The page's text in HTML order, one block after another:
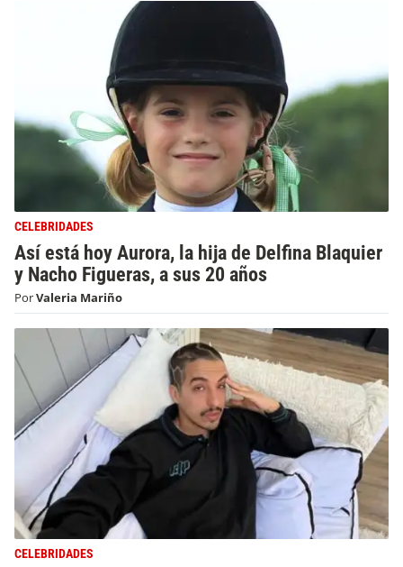
CELEBRIDADES
Así está hoy Aurora, la hija de Delfina Blaquier
y Nacho Figueras, a sus 20 años
PorValeria Mariño
CELEBRIDADES